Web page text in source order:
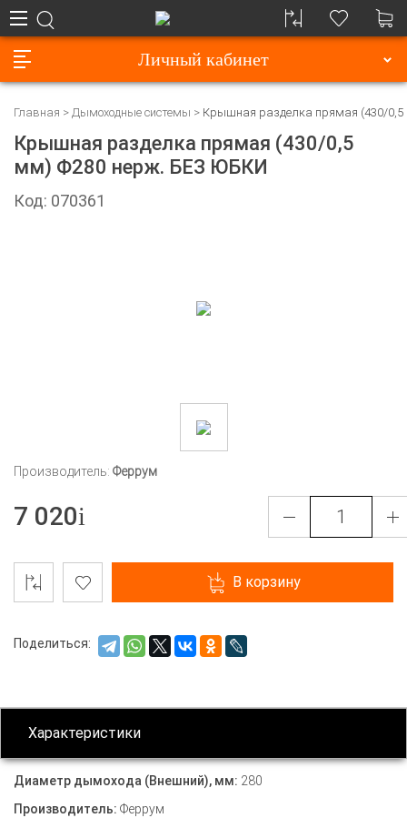
Личный кабинет
Главная Дымоходные системы Крышная разделка прямая (430/
Крышная разделка прямая (430/0,5
мм) Ф280 нерж. БЕЗ ЮБКИ
Код: 070361
Производитель: Феррум
7 020
В корзину
Поделиться:
Характеристики
Диаметр дымохода (Внешний), мм: 280
Производитель: Феррум